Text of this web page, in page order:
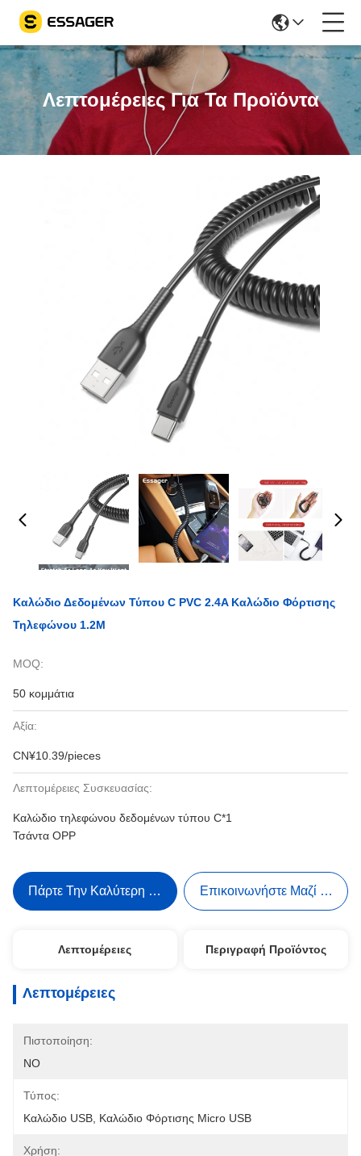
Λεπτομέρειες Για Τα Προϊόντα
Καλώδιο Δεδομένων Τύπου C PVC 2.4A Καλώδιο Φόρτισης
Τηλεφώνου 1.2M
MOQ:
50 κομμάτια
Αξία:
CN¥10.39/pieces
Λεπτομέρειες Συσκευασίας:
Καλώδιο τηλεφώνου δεδομένων τύπου C*1
Τσάντα OPP
Πάρτε Την Καλύτερη Τιμή Επικοινωνήστε Μαζί Μας
Λεπτομέρειες Περιγραφή Προϊόντος
Λεπτομέρειες
Πιστοποίηση:
NO
Τύπος:
Καλώδιο USB, Καλώδιο Φόρτισης Micro USB
Χρήση: